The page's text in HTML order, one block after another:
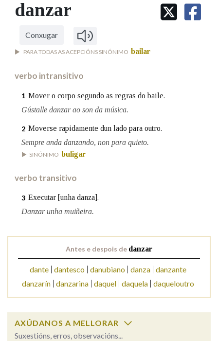
IDENTIDADE CORPORATIVA
MARCIAL DEL ADALID
FIGURAS HOMENAXEADAS
Facebook
TwitterYoutubeInstagram
Bluesky
BUSCAR NOS LEMAS
Comeza por
Contén
BUSCAR NO CONTIDO
Nos exemplos
OUTRAS OPCIÓNS DE BUSCA
danzar
Conxugar
PARA TODAS AS ACEPCIÓNS SINÓNIMO bailar
verbo intransitivo
1 Mover o corpo segundo as regras do baile.
Gústalle danzar ao son da música.
2 Moverse rapidamente dun lado para outro.
Sempre anda danzando, non para quieto.
SINÓNIMO buligar
verbo transitivo
3 Executar [unha danza].
Danzar unha muiñeira.
Antes e despois de danzar
dante dantesco danubiano danza
danzante
danzarín
danzarina daquel daquela daqueloutro
AXÚDANOS A MELLORAR
Suxestións, erros, observacións...